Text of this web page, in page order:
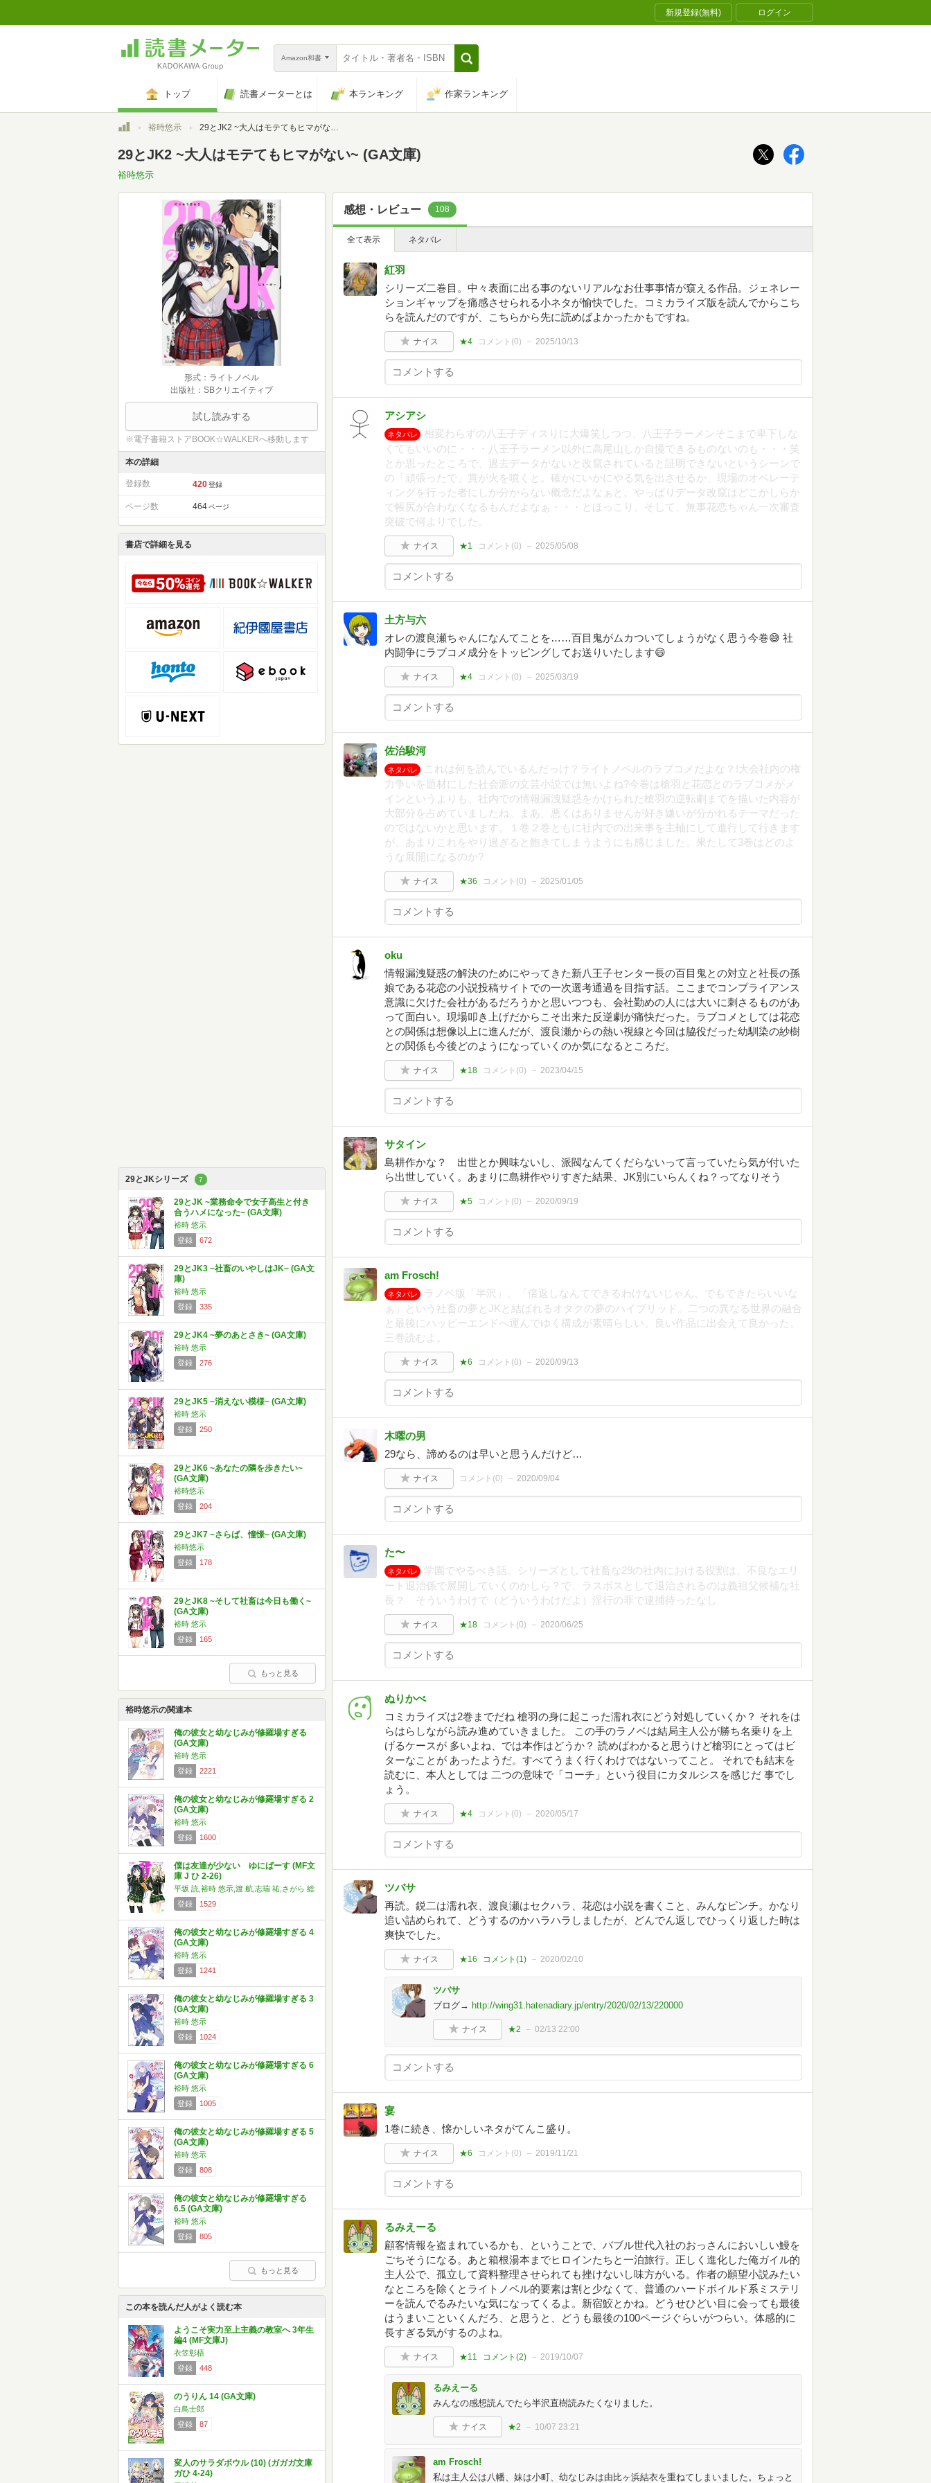
新規登録(無料) ログイン
Amazon和書
トップ 読書メーターとは 本ランキング 作家ランキング
トップ裕時悠示 29とJK2 ~大人はモテてもヒマがない~ (GA文庫)
29とJK2 ~大人はモテてもヒマがない~ (GA文庫)
裕時悠示
形式：ライトノベル
出版社：SBクリエイティブ
試し読みする
※電子書籍ストアBOOK☆WALKERへ移動します
本の詳細
登録数 420 登録
ページ数 464 ページ
書店で詳細を見る
29とJKシリーズ 7
29とJK ~業務命令で女子高生と付き
合うハメになった~ (GA文庫)
裕時 悠示
登録
672
29とJK3 ~社畜のいやしはJK~ (GA文
庫)
裕時 悠示
登録
335
29とJK4 ~夢のあとさき~ (GA文庫)
裕時 悠示
登録
276
29とJK5 ~消えない模様~ (GA文庫)
裕時 悠示
登録
250
29とJK6 ~あなたの隣を歩きたい~
(GA文庫)
裕時悠示
登録
204
29とJK7 ~さらば、憧憬~ (GA文庫)
裕時悠示
登録
178
29とJK8 ~そして社畜は今日も働く~
(GA文庫)
裕時 悠示
登録
165
もっと見る
裕時悠示の関連本
俺の彼女と幼なじみが修羅場すぎる
(GA文庫)
裕時 悠示
登録
2221
俺の彼女と幼なじみが修羅場すぎる 2
(GA文庫)
裕時 悠示
登録
1600
僕は友達が少ない ゆにばーす (MF文
庫 J ひ 2-26)
平坂 読,裕時 悠示,渡 航,志瑞 祐,さがら 総
登録
1529
俺の彼女と幼なじみが修羅場すぎる 4
(GA文庫)
裕時 悠示
登録
1241
俺の彼女と幼なじみが修羅場すぎる 3
(GA文庫)
裕時 悠示
登録
1024
俺の彼女と幼なじみが修羅場すぎる 6
(GA文庫)
裕時 悠示
登録
1005
俺の彼女と幼なじみが修羅場すぎる 5
(GA文庫)
裕時 悠示
登録
808
俺の彼女と幼なじみが修羅場すぎる
6.5 (GA文庫)
裕時 悠示
登録
805
もっと見る
この本を読んだ人がよく読む本
ようこそ実力至上主義の教室へ 3年生
編4 (MF文庫J)
衣笠彰梧
登録
448
のうりん 14 (GA文庫)
白鳥士郎
登録
87
変人のサラダボウル (10) (ガガガ文庫
ガひ 4-24)
感想・レビュー 108
全て表示 ネタバレ
紅羽
シリーズ二巻目。中々表面に出る事のないリアルなお仕事事情が窺える作品。ジェネレー
ションギャップを痛感させられる小ネタが愉快でした。コミカライズ版を読んでからこち
らを読んだのですが、こちらから先に読めばよかったかもですね。
ナイス ★4 コメント(0) 2025/10/13
アシアシ
ネタバレ
相変わらずの八王子ディスりに大爆笑しつつ、八王子ラーメンそこまで卑下しな
くてもいいのに・・・八王子ラーメン以外に高尾山しか自慢できるものないのも・・・笑
とか思ったところで、過去データがないと改竄されていると証明できないというシーンで
の「頑張ったで」賞が火を噴くと。確かにいかにやる気を出させるか、現場のオペレーテ
ィングを行った者にしか分からない概念だよなぁと。やっぱりデータ改竄はどこかしらか
で帳尻が合わなくなるもんだよなぁ・・・とほっこり。そして、無事花恋ちゃん一次審査
突破で何よりでした。
ナイス ★1 コメント(0) 2025/05/08
土方与六
オレの渡良瀬ちゃんになんてことを……百目鬼がムカついてしょうがなく思う今巻😅 社
内闘争にラブコメ成分をトッピングしてお送りいたします😄
ナイス ★4 コメント(0) 2025/03/19
佐治駿河
ネタバレ
これは何を読んでいるんだっけ？ライトノベルのラブコメだよな？!大会社内の権
力争いを題材にした社会派の文芸小説では無いよね?今巻は槍羽と花恋とのラブコメがメ
インというよりも、社内での情報漏洩疑惑をかけられた槍羽の逆転劇までを描いた内容が
大部分を占めていましたね。まあ、悪くはありませんが好き嫌いが分かれるテーマだった
のではないかと思います。１巻２巻ともに社内での出来事を主軸にして進行して行きます
が、あまりこれをやり過ぎると飽きてしまうようにも感じました。果たして3巻はどのよ
うな展開になるのか?
ナイス ★36 コメント(0) 2025/01/05
oku
情報漏洩疑惑の解決のためにやってきた新八王子センター長の百目鬼との対立と社長の孫
娘である花恋の小説投稿サイトでの一次選考通過を目指す話。ここまでコンプライアンス
意識に欠けた会社があるだろうかと思いつつも、会社勤めの人には大いに刺さるものがあ
って面白い。現場叩き上げだからこそ出来た反逆劇が痛快だった。ラブコメとしては花恋
との関係は想像以上に進んだが、渡良瀬からの熱い視線と今回は脇役だった幼馴染の紗樹
との関係も今後どのようになっていくのか気になるところだ。
ナイス ★18 コメント(0) 2023/04/15
サタイン
島耕作かな？ 出世とか興味ないし、派閥なんてくだらないって言っていたら気が付いた
ら出世していく。あまりに島耕作やりすぎた結果、JK別にいらんくね？ってなりそう
ナイス ★5 コメント(0) 2020/09/19
am Frosch!
ネタバレ
ラノベ版「半沢」。「倍返しなんてできるわけないじゃん、でもできたらいいな
ぁ」という社畜の夢とJKと結ばれるオタクの夢のハイブリッド。二つの異なる世界の融合
と最後にハッピーエンドへ運んでゆく構成が素晴らしい。良い作品に出会えて良かった。
三巻読むよ。
ナイス ★6 コメント(0) 2020/09/13
木曜の男
29なら、諦めるのは早いと思うんだけど…
ナイス コメント(0) 2020/09/04
た〜
ネタバレ
学園でやるべき話。シリーズとして社畜な29の社内における役割は、不良なエリ
ート退治係で展開していくのかしら？で、ラスボスとして退治されるのは義祖父候補な社
長？ そういうわけで（どういうわけだよ）淫行の罪で逮捕待ったなし
ナイス ★18 コメント(0) 2020/06/25
ぬりかべ
コミカライズは2巻までだね 槍羽の身に起こった濡れ衣にどう対処していくか？ それをは
らはらしながら読み進めていきました。 この手のラノベは結局主人公が勝ち名乗りを上
げるケースが 多いよね、では本作はどうか？ 読めばわかると思うけど槍羽にとってはビ
ターなことが あったようだ。すべてうまく行くわけではないってこと。 それでも結末を
読むに、本人としては 二つの意味で「コーチ」という役目にカタルシスを感じだ 事でし
ょう。
ナイス ★4 コメント(0) 2020/05/17
ツバサ
再読。鋭二は濡れ衣、渡良瀬はセクハラ、花恋は小説を書くこと、みんなピンチ。かなり
追い詰められて、どうするのかハラハラしましたが、どんでん返しでひっくり返した時は
爽快でした。
ナイス ★16 コメント(1) 2020/02/10
ツバサ
ブログ→ http://wing31.hatenadiary.jp/entry/2020/02/13/220000
ナイス ★2 02/13 22:00
宴
1巻に続き、懐かしいネタがてんこ盛り。
ナイス ★6 コメント(0) 2019/11/21
るみえーる
顧客情報を盗まれているかも、ということで、バブル世代入社のおっさんにおいしい鰻を
ごちそうになる。あと箱根湯本までヒロインたちと一泊旅行。正しく進化した俺ガイル的
主人公で、孤立して資料整理させられても挫けないし味方がいる。作者の願望小説みたい
なところを除くとライトノベル的要素は割と少なくて、普通のハードボイルド系ミステリ
ーを読んでるみたいな気になってくるよ。新宿鮫とかね。どうせひどい目に会っても最後
はうまいこといくんだろ、と思うと、どうも最後の100ページぐらいがつらい。体感的に
長すぎる気がするのよね。
ナイス ★11 コメント(2) 2019/10/07
るみえーる
みんなの感想読んでたら半沢直樹読みたくなりました。
ナイス ★2 10/07 23:21
am Frosch!
私は主人公は八幡、妹は小町、幼なじみは由比ヶ浜結衣を重ねてしまいました。ちょっと